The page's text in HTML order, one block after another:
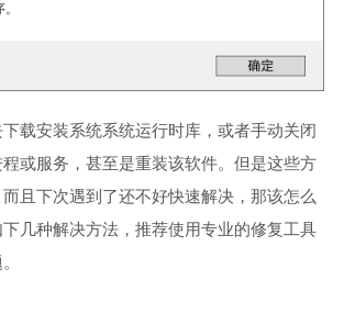
载安装系统系统运行时库，或者手动关闭
或服务，甚至是重装该软件。但是这些方
且下次遇到了还不好快速解决，那该怎么
几种解决方法，推荐使用专业的修复工具